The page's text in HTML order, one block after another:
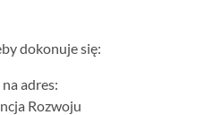
dokonuje się:
adres:
Rozwoju